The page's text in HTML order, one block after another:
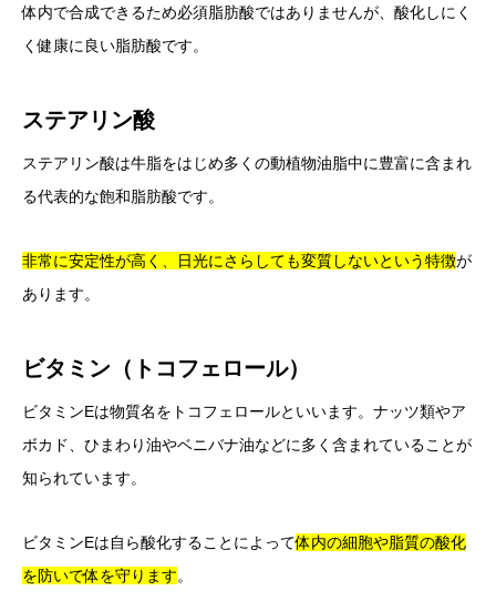
体内で合成できるため必須脂肪酸ではありませんが、酸化しにく
く健康に良い脂肪酸です。
ステアリン酸
ステアリン酸は牛脂をはじめ多くの動植物油脂中に豊富に含まれ
る代表的な飽和脂肪酸です。
非常に安定性が高く、日光にさらしても変質しないという特徴が
あります。
ビタミン（トコフェロール）
ビタミンEは物質名をトコフェロールといいます。ナッツ類やア
ボカド、ひまわり油やベニバナ油などに多く含まれていることが
知られています。
ビタミンEは自ら酸化することによって体内の細胞や脂質の酸化
を防いで体を守ります。